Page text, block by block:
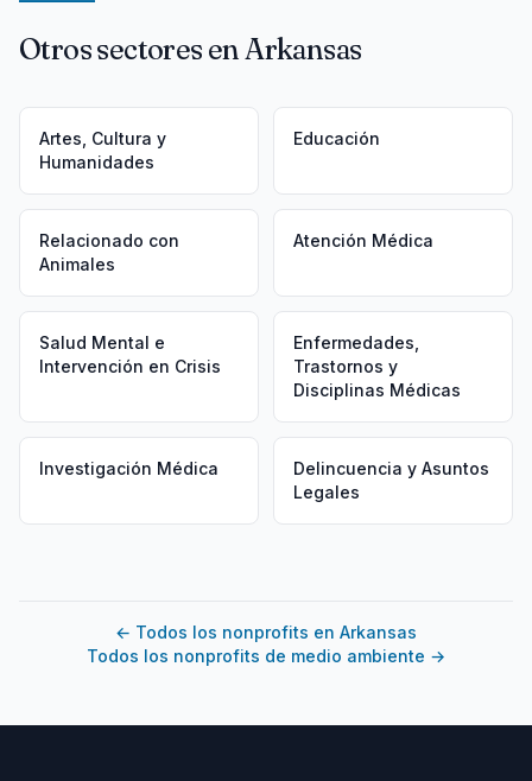
Otros sectores en Arkansas
Artes, Cultura y
Humanidades
Educación
Relacionado con
Animales
Atención Médica
Salud Mental e
Intervención en Crisis
Enfermedades,
Trastornos y
Disciplinas Médicas
Investigación Médica
Delincuencia y Asuntos
Legales
← Todos los nonprofits en Arkansas
Todos los nonprofits de medio ambiente →